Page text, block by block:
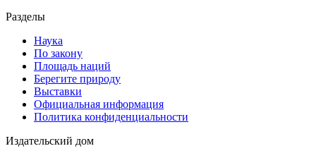
Разделы
Наука
По закону
Площадь наций
Берегите природу
Выставки
Официальная информация
Политика конфиденциальности
Издательский дом